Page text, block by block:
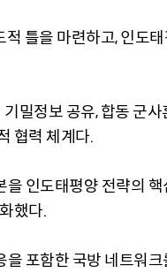
틀을 마련하고, 인도
밀정보 공유, 합동 군
협력 체계다.
인도태평양 전략의
했다.
포함한 국방 네트워크